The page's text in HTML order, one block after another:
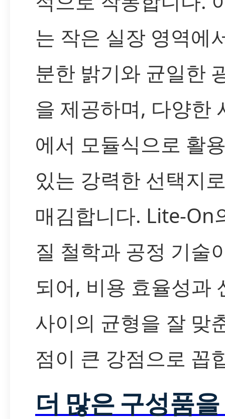
는 작은 실장 영역에
분한 밝기와 균일한
을 제공하며, 다양한
에서 모듈식으로 활
있는 강력한 선택지
매김합니다. Lite-On
질 철학과 공정 기술
되어, 비용 효율성과
사이의 균형을 잘 맞
점이 큰 강점으로 꼽
더 많은 구성품